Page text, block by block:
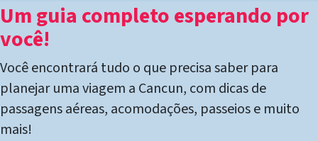
Um guia completo esperando por
você!
Você encontrará tudo o que precisa saber para
planejar uma viagem a Cancun, com dicas de
passagens aéreas, acomodações, passeios e muito
mais!